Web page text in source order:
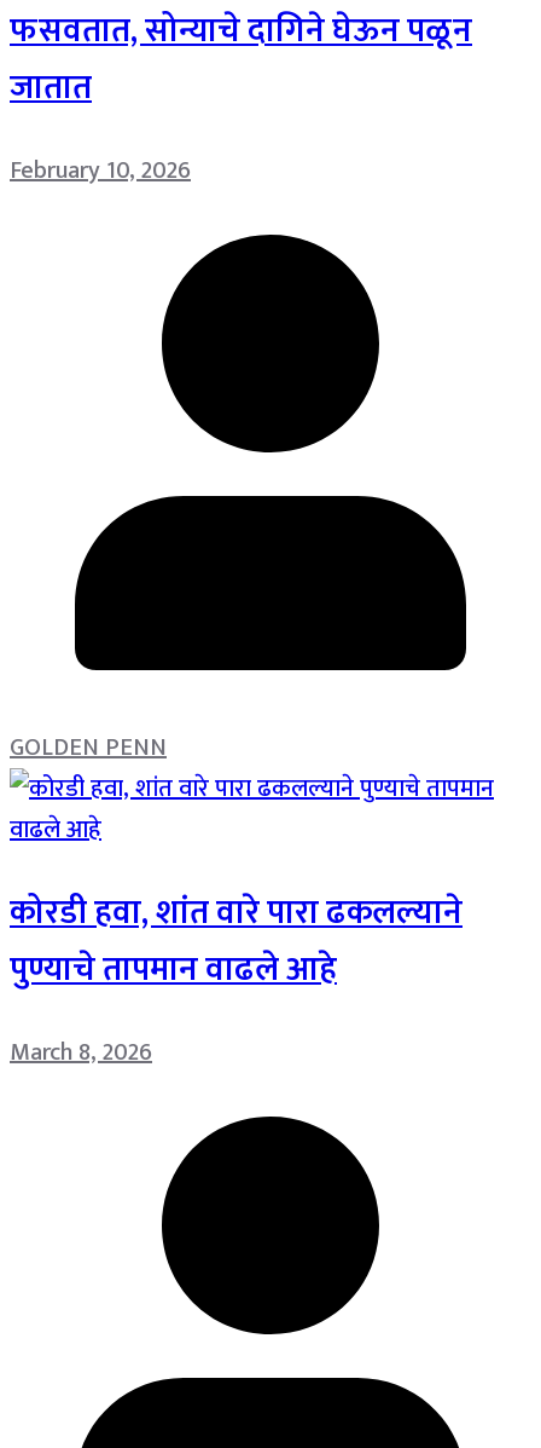
फसवतात, सोन्याचे दागिने घेऊन पळून
जातात
February 10, 2026
GOLDEN PENN
कोरडी हवा, शांत वारे पारा ढकलल्याने
पुण्याचे तापमान वाढले आहे
March 8, 2026